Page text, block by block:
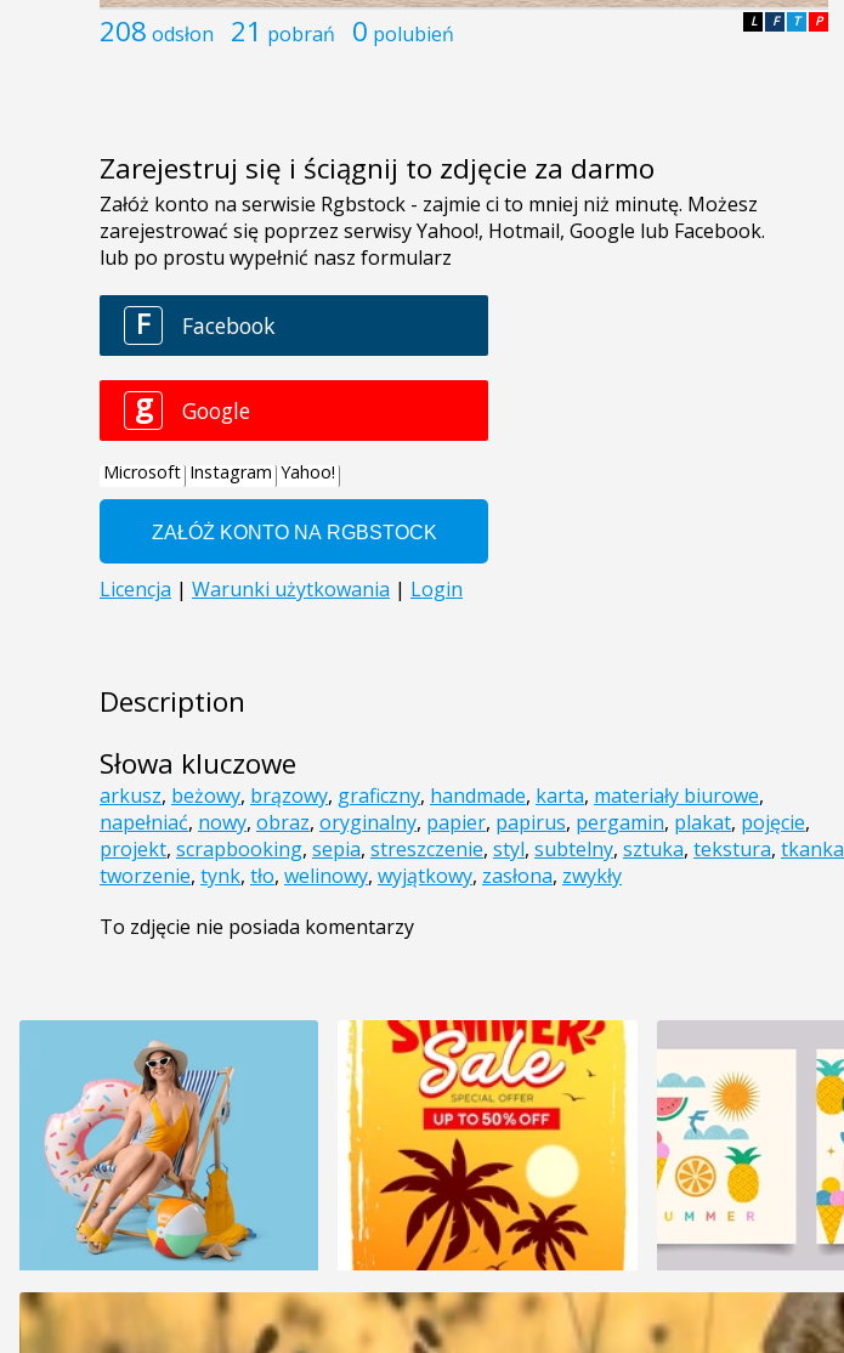
208 odsłon 21 pobrań 0 polubień P
T
F
L
Zarejestruj się i ściągnij to zdjęcie za darmo
Description
Słowa kluczowe
arkusz, beżowy, brązowy, graficzny, handmade, karta, materiały biurowe,
napełniać, nowy, obraz, oryginalny, papier, papirus, pergamin, plakat, pojęcie,
projekt, scrapbooking, sepia, streszczenie, styl, subtelny, sztuka, tekstura, tkanka
tworzenie, tynk, tło, welinowy, wyjątkowy, zasłona, zwykły
To zdjęcie nie posiada komentarzy